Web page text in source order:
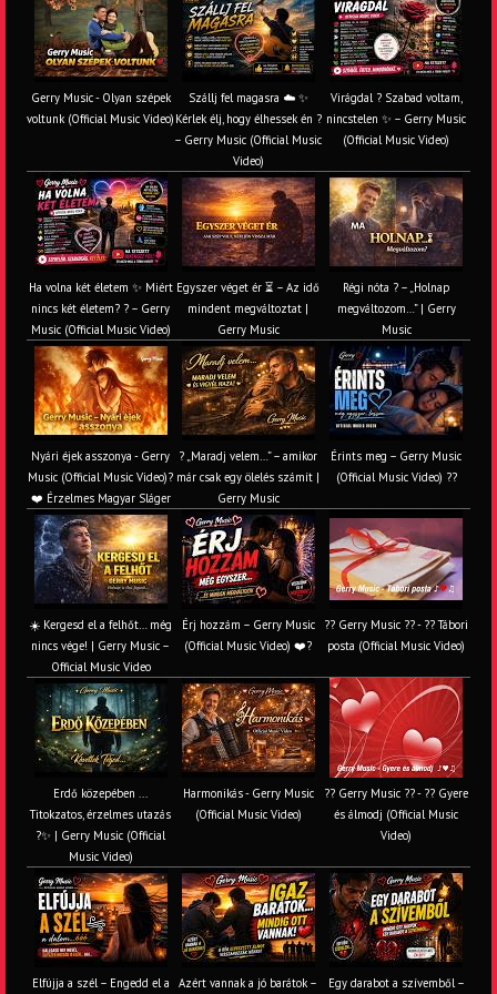
Gerry Music - Olyan szépek
voltunk (Official Music Video)
Szállj fel magasra ☁️ ✨
Kérlek élj, hogy élhessek én ?
– Gerry Music (Official Music
Video)
Virágdal ? Szabad voltam,
nincstelen ✨ – Gerry Music
(Official Music Video)
Ha volna két életem ✨ Miért
nincs két életem? ? – Gerry
Music (Official Music Video)
Egyszer véget ér ⏳ – Az idő
mindent megváltoztat |
Gerry Music
Régi nóta ? – „Holnap
megváltozom…” | Gerry
Music
Nyári éjek asszonya - Gerry
Music (Official Music Video)?
❤️ Érzelmes Magyar Sláger
? „Maradj velem…” – amikor
már csak egy ölelés számít |
Gerry Music
Érints meg – Gerry Music
(Official Music Video) ??
☀️ Kergesd el a felhőt… még
nincs vége! | Gerry Music –
Official Music Video
Érj hozzám – Gerry Music
(Official Music Video) ❤️?
?? Gerry Music ?? - ?? Tábori
posta (Official Music Video)
Erdő közepében ...
Titokzatos, érzelmes utazás
?✨ | Gerry Music (Official
Music Video)
Harmonikás - Gerry Music
(Official Music Video)
?? Gerry Music ?? - ?? Gyere
és álmodj (Official Music
Video)
Elfújja a szél – Engedd el a Azért vannak a jó barátok – Egy darabot a szívemből –